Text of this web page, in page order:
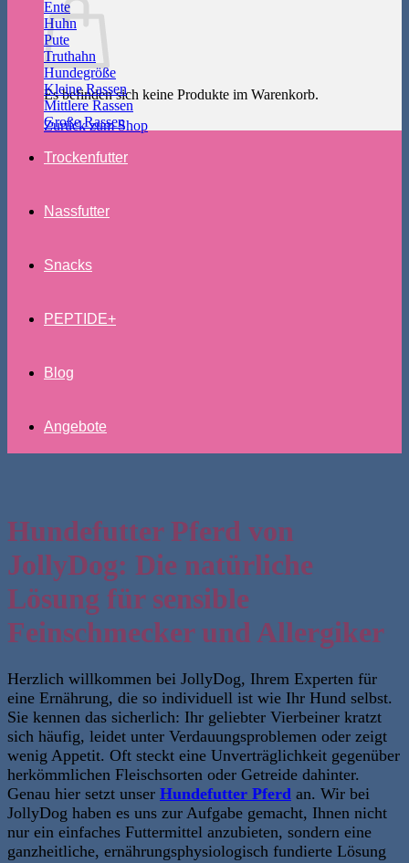
Es befinden sich keine Produkte im Warenkorb.
Zurück zum Shop
Ente
Huhn
Pute
Truthahn
Hundegröße
Kleine Rassen
Mittlere Rassen
Große Rassen
Trockenfutter
Nassfutter
Snacks
PEPTIDE+
Blog
Angebote
Hundefutter Pferd von
JollyDog: Die natürliche
Lösung für sensible
Feinschmecker und Allergiker
Herzlich willkommen bei JollyDog, Ihrem Experten für
eine Ernährung, die so individuell ist wie Ihr Hund selbst.
Sie kennen das sicherlich: Ihr geliebter Vierbeiner kratzt
sich häufig, leidet unter Verdauungsproblemen oder zeigt
wenig Appetit. Oft steckt eine Unverträglichkeit gegenüber
herkömmlichen Fleischsorten oder Getreide dahinter.
Genau hier setzt unser Hundefutter Pferd an. Wir bei
JollyDog haben es uns zur Aufgabe gemacht, Ihnen nicht
nur ein einfaches Futtermittel anzubieten, sondern eine
ganzheitliche, ernährungsphysiologisch fundierte Lösung